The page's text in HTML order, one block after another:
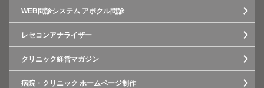
WEB問診システム アポクル問診
レセコンアナライザー
クリニック経営マガジン
病院・クリニック ホームページ制作